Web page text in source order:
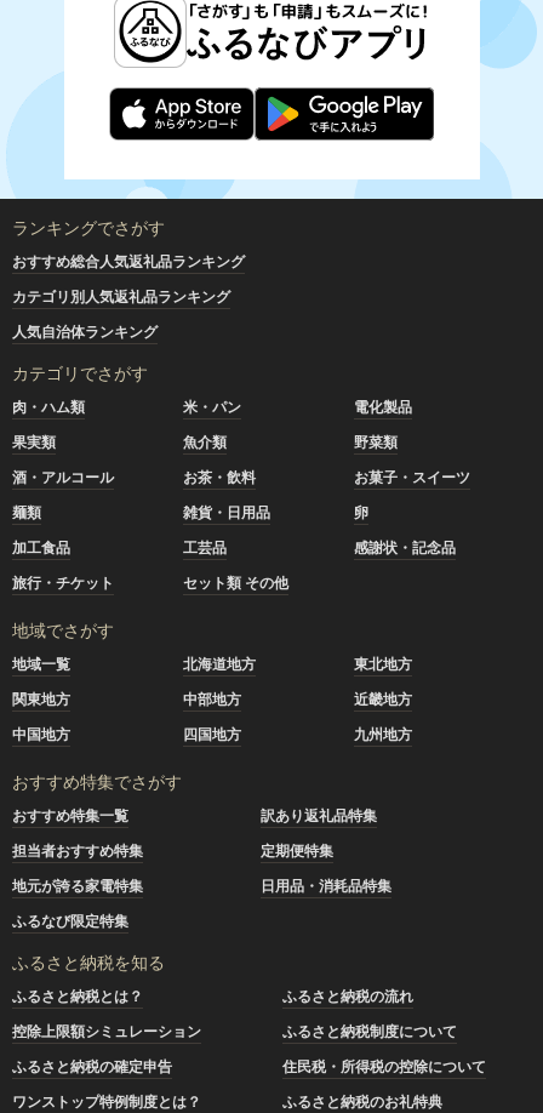
ランキングでさがす
おすすめ総合人気返礼品ランキング
カテゴリ別人気返礼品ランキング
人気自治体ランキング
カテゴリでさがす
肉・ハム類 米・パン
電化製品
果実類
魚介類
野菜類
酒・アルコール
お茶・飲料
お菓子・スイーツ
麺類
雑貨・日用品
卵
加工食品
工芸品
感謝状・記念品
旅行・チケット
セット類 その他
地域でさがす
地域一覧 北海道地方
東北地方
関東地方
中部地方
近畿地方
中国地方
四国地方 九州地方
おすすめ特集でさがす
おすすめ特集一覧
訳あり返礼品特集
担当者おすすめ特集
定期便特集
地元が誇る家電特集
日用品・消耗品特集
ふるなび限定特集
ふるさと納税を知る
ふるさと納税とは？
ふるさと納税の流れ
控除上限額シミュレーション
ふるさと納税制度について
ふるさと納税の確定申告
住民税・所得税の控除について
ワンストップ特例制度とは？
ふるさと納税のお礼特典